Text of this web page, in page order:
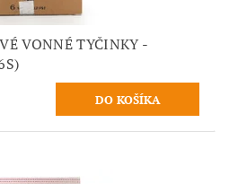
VONNÉ TYČINKY -